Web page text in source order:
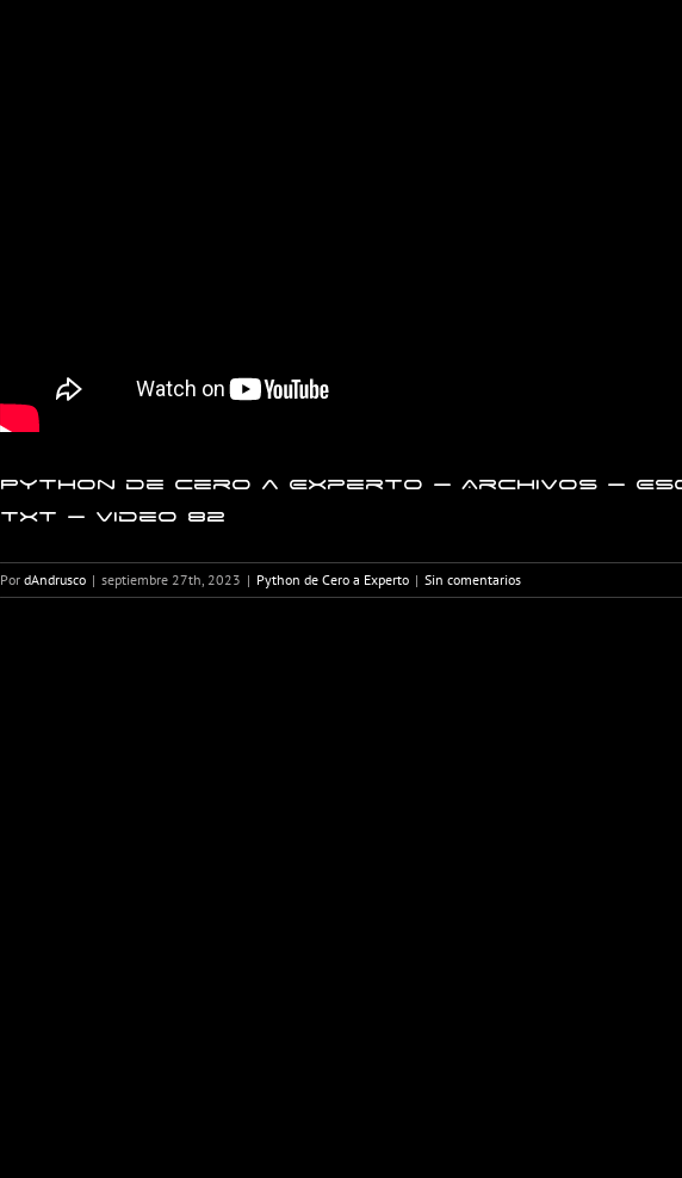
Python de Cero a Experto – Archivos –
txt – Video 82
Por dAndrusco | septiembre 27th, 2023 | Python de Cero a Experto | Sin comentarios